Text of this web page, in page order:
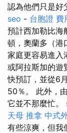
認為他們只是好
seo - 台胞證 費
預計西​​加勒比海
頓，奧蘭多（港
家庭更容易進入
或阿拉斯加的遊
快預訂，並從6
50％。 此外，
它並不那麼忙。
天母 推拿 中式
有些涼爽，但我